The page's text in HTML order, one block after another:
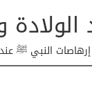
إرهاصات النبي ﷺ